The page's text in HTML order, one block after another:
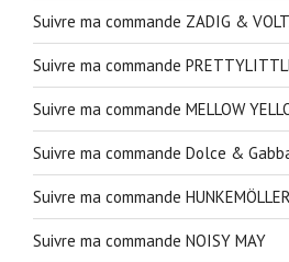
Suivre ma commande ZADIG &
Suivre ma commande
Suivre ma commande MELLOW
Suivre ma commande Dolce &
Suivre ma commande HUNKEMÖLLER
Suivre ma commande NOISY MAY